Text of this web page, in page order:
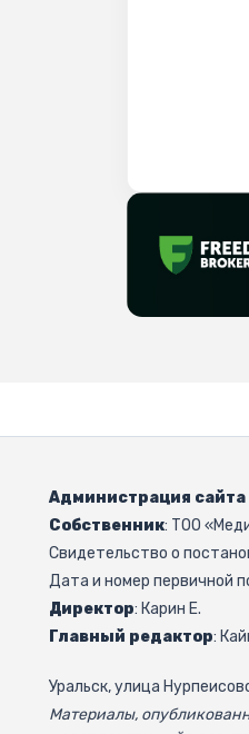
Администрация
Собственник: ТОО
Свидетельство о
Дата и номер первичной
Директор: Карин Е.
Главный редактор:
Уральск, улица
Материалы,